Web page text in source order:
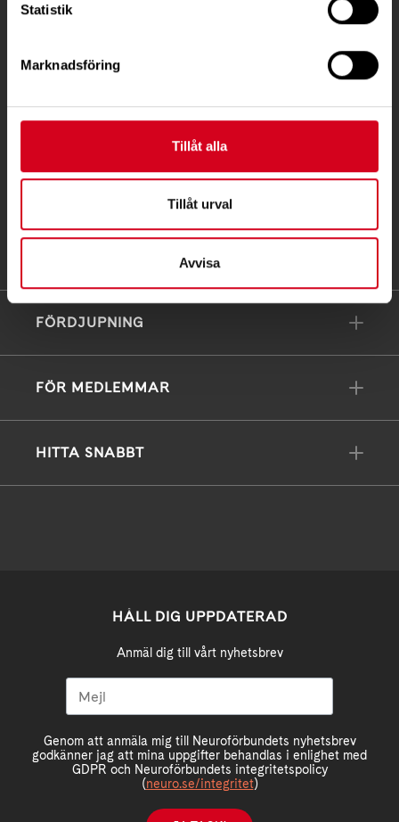
Statistik
Marknadsföring
Tillåt alla
Tillåt urval
Avvisa
Telefon:
Postadress:
171 04 Solna
PG 90 10 07-5 | BG 901-0075 | Swishgåva 90 100
75 | Organisationsnummer 802002-3605
Till kontaktsidan
FÖRDJUPNING
FÖR MEDLEMMAR
HITTA SNABBT
HÅLL DIG UPPDATERAD
Anmäl dig till vårt nyhetsbrev
Genom att anmäla mig till Neuroförbundets nyhetsbrev
godkänner jag att mina uppgifter behandlas i enlighet med
GDPR och Neuroförbundets integritetspolicy
(neuro.se/integritet)